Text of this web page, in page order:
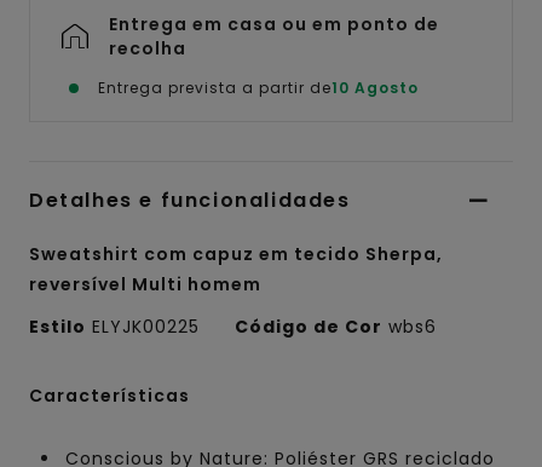
Entrega em casa ou em ponto de
recolha
Entrega prevista a partir de10 Agosto
Detalhes e funcionalidades
Sweatshirt com capuz em tecido Sherpa,
reversível Multi homem
Estilo ELYJK00225 Código de Cor wbs6
Características
Conscious by Nature: Poliéster GRS reciclado